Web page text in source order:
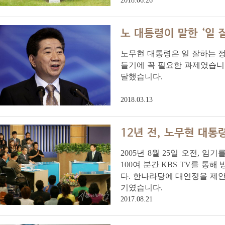
노 대통령이 말한 ‘일
노무현 대통령은 일 잘하는
들기에 꼭 필요한 과제였습
달했습니다.
2018.03.13
12년 전, 노무현 대통
2005년 8월 25일 오전, 임기
100여 분간 KBS TV를 통해
다. 한나라당에 대연정을 제
기였습니다.
2017.08.21